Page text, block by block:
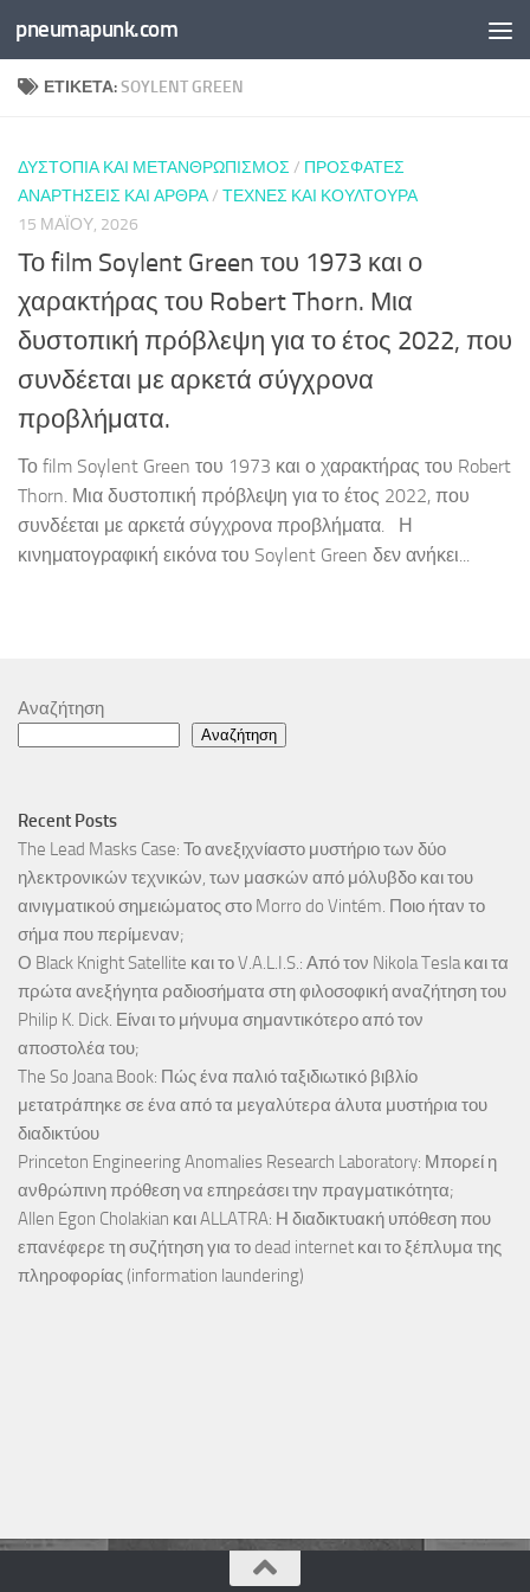
Skip to content
pneumapunk.com
ΕΤΙΚΈΤΑ:SOYLENT GREEN
ΔΥΣΤΟΠΊΑ ΚΑΙ ΜΕΤΑΝΘΡΩΠΙΣΜΌΣ / ΠΡΌΣΦΑΤΕΣ
ΑΝΑΡΤΉΣΕΙΣ ΚΑΙ ΆΡΘΡΑ/ ΤΈΧΝΕΣ ΚΑΙ ΚΟΥΛΤΟΎΡΑ
15 ΜΑΪ́ΟΥ, 2026
Το film Soylent Green του 1973 και ο
χαρακτήρας του Robert Thorn. Μια
δυστοπική πρόβλεψη για το έτος 2022, που
συνδέεται με αρκετά σύγχρονα
προβλήματα.
Το film Soylent Green του 1973 και ο χαρακτήρας του Robert
Thorn. Μια δυστοπική πρόβλεψη για το έτος 2022, που
συνδέεται με αρκετά σύγχρονα προβλήματα. Η
κινηματογραφική εικόνα του Soylent Green δεν ανήκει...
Αναζήτηση
Αναζήτηση
Recent Posts
The Lead Masks Case: Το ανεξιχνίαστο μυστήριο των δύο
ηλεκτρονικών τεχνικών, των μασκών από μόλυβδο και του
αινιγματικού σημειώματος στο Morro do Vintém. Ποιο ήταν το
σήμα που περίμεναν;
Ο Black Knight Satellite και το V.A.L.I.S.: Από τον Nikola Tesla και τα
πρώτα ανεξήγητα ραδιοσήματα στη φιλοσοφική αναζήτηση του
Philip K. Dick. Είναι το μήνυμα σημαντικότερο από τον
αποστολέα του;
The So Joana Book: Πώς ένα παλιό ταξιδιωτικό βιβλίο
μετατράπηκε σε ένα από τα μεγαλύτερα άλυτα μυστήρια του
διαδικτύου
Princeton Engineering Anomalies Research Laboratory: Μπορεί η
ανθρώπινη πρόθεση να επηρεάσει την πραγματικότητα;
Allen Egon Cholakian και ALLATRA: Η διαδικτυακή υπόθεση που
επανέφερε τη συζήτηση για το dead internet και το ξέπλυμα της
πληροφορίας (information laundering)